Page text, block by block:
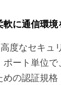
に通信環境
度なセキュ
ポート単位で
めの認証規格